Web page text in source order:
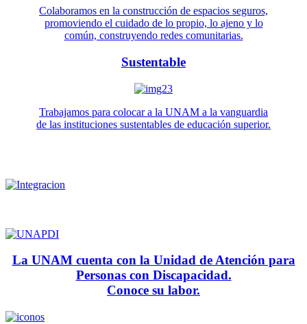
Colaboramos en la construcción de espacios seguros,
promoviendo el cuidado de lo propio, lo ajeno y lo
común, construyendo redes comunitarias.
Sustentable
Trabajamos para colocar a la UNAM a la vanguardia
de las instituciones sustentables de educación superior.
La UNAM cuenta con la Unidad de Atención para
Personas con Discapacidad.
Conoce su labor.